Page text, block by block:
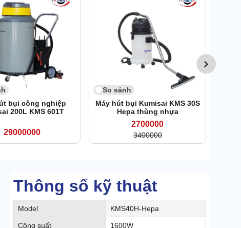
bụi công nghiệp
200L KMS 601T
29000000
So sánh
Máy hút bụi Kumisai KMS 30S
Hepa thùng nhựa
2700000
3400000
Thông số kỹ thuật
Model KMS40H-Hepa
Công suất 1600W